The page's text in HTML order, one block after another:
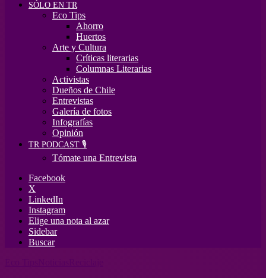
SÓLO EN TR
Eco Tips
Ahorro
Huertos
Arte y Cultura
Críticas literarias
Columnas Literarias
Activistas
Dueños de Chile
Entrevistas
Galería de fotos
Infografías
Opinión
TR PODCAST 🎙️
Tómate una Entrevista
Facebook
X
LinkedIn
Instagram
Elige una nota al azar
Sidebar
Buscar